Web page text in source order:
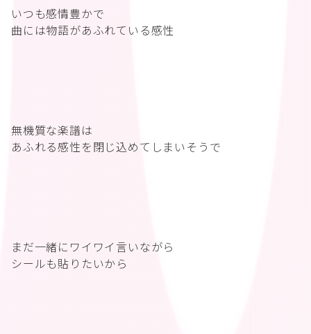
いつも感情豊かで
曲には物語があふれている感性
無機質な楽譜は
あふれる感性を閉じ込めてしまいそうで
まだ一緒にワイワイ言いながら
シールも貼りたいから